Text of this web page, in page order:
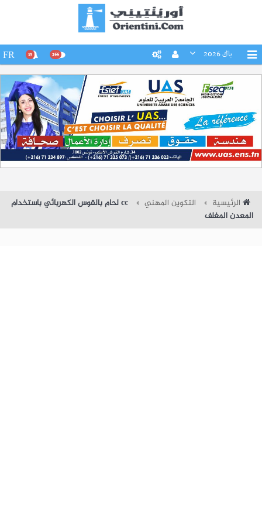
باك 2026 266
15
FR
الرئيسية التكوين المهني
cc لحام بالقوس الكهربائي باستخدام
المعدن المغلف